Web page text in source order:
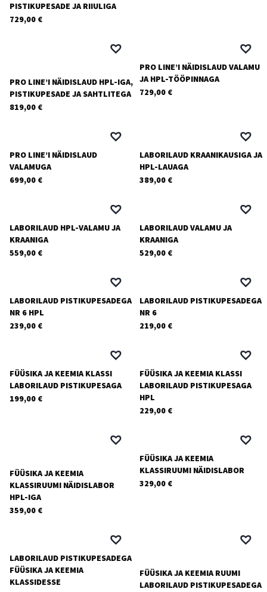
PISTIKUPESADE JA RIIULIGA
729,00 €
PRO LINE’I NÄIDISLAUD HPL-IGA,
PISTIKUPESADE JA SAHTLITEGA
819,00 €
PRO LINE’I NÄIDISLAUD VALAMU
JA HPL-TÖÖPINNAGA
729,00 €
PRO LINE’I NÄIDISLAUD
VALAMUGA
699,00 €
LABORILAUD KRAANIKAUSIGA JA
HPL-LAUAGA
389,00 €
LABORILAUD HPL-VALAMU JA
KRAANIGA
559,00 €
LABORILAUD VALAMU JA
KRAANIGA
529,00 €
LABORILAUD PISTIKUPESADEGA
NR 6 HPL
239,00 €
LABORILAUD PISTIKUPESADEGA
NR 6
219,00 €
FÜÜSIKA JA KEEMIA KLASSI
LABORILAUD PISTIKUPESAGA
199,00 €
FÜÜSIKA JA KEEMIA KLASSI
LABORILAUD PISTIKUPESAGA
HPL
229,00 €
FÜÜSIKA JA KEEMIA
KLASSIRUUMI NÄIDISLABOR
HPL-IGA
359,00 €
FÜÜSIKA JA KEEMIA
KLASSIRUUMI NÄIDISLABOR
329,00 €
LABORILAUD PISTIKUPESADEGA
FÜÜSIKA JA KEEMIA
KLASSIDESSE
FÜÜSIKA JA KEEMIA RUUMI
LABORILAUD PISTIKUPESADEGA